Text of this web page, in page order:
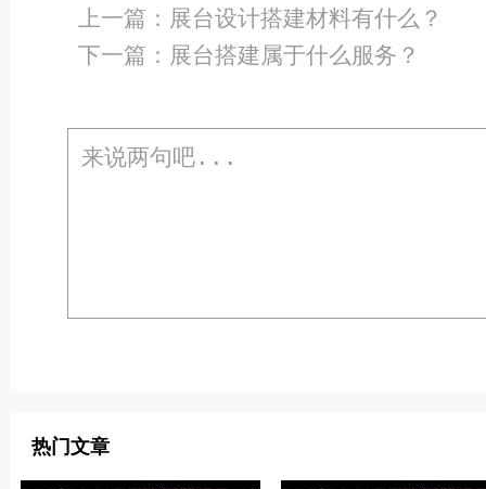
上一篇： 展台设计搭建材料有什么？
下一篇： 展台搭建属于什么服务？
热门文章